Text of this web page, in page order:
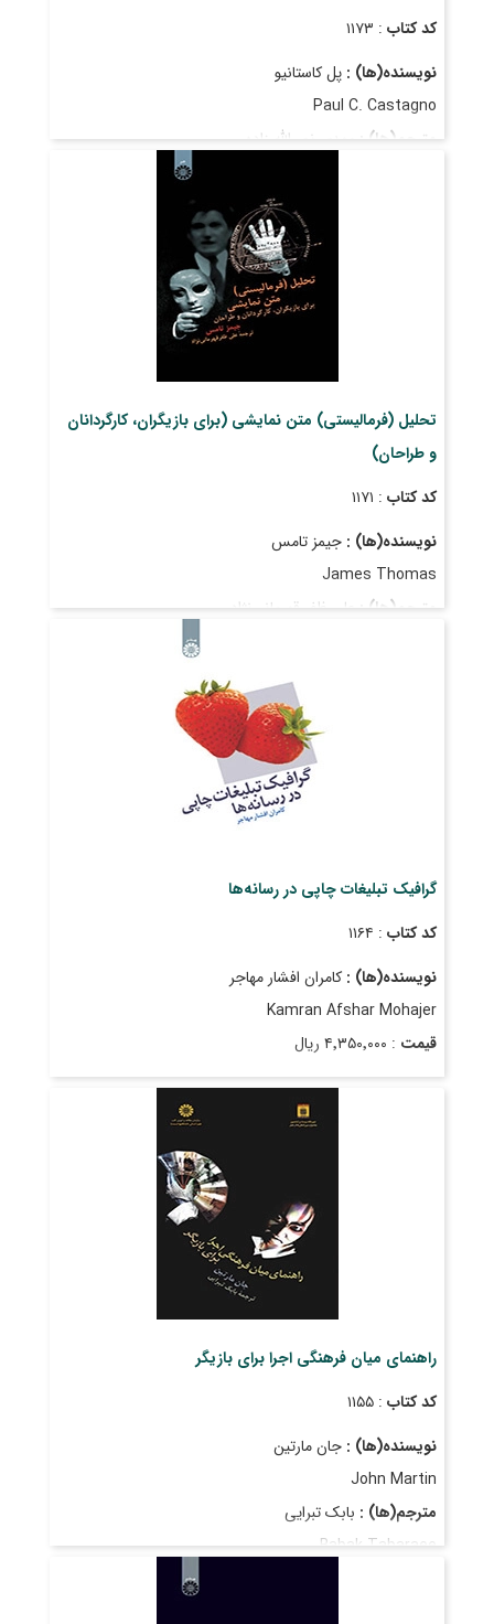
کد کتاب : ۱۱۷۳
نویسنده(ها) : پل کاستانیو
Paul C. Castagno
مترجم(ها) :مهدی نصرالله زاده
: فروردین ۱۳۸۷
تحلیل (فرمالیستی) متن نمایشی (برای بازیگران، کارگردانان
و طراحان)
کد کتاب : ۱۱۷۱
نویسنده(ها) : جیمز تامس
James Thomas
مترجم(ها) :علی ظفر قهرمانی‌نژاد
گرافیک تبلیغات چاپی در رسانه‌ها
کد کتاب : ۱۱۶۴
نویسنده(ها) : کامران افشار مهاجر
Kamran Afshar Mohajer
قیمت : ۴٬۳۵۰٬۰۰۰ ریال
: آبان ۱۴۰۲
راهنمای میان فرهنگی اجرا برای بازیگر
کد کتاب : ۱۱۵۵
نویسنده(ها) : جان مارتین
John Martin
مترجم(ها) : بابک تبرایی
Babak Tabaraee